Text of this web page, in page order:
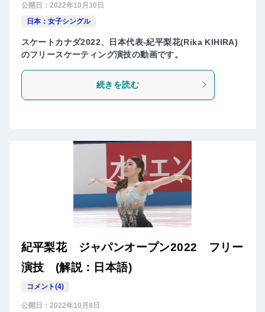
公開日： 2022年10月30日
日本：女子シングル
スケートカナダ2022、日本代表-紀平梨花(Rika KIHIRA)
のフリースケーティング演技の動画です。
続きを読む
紀平梨花 ジャパンオープン2022 フリー
演技 (解説：日本語)
コメント(4)
公開日： 2022年10月8日